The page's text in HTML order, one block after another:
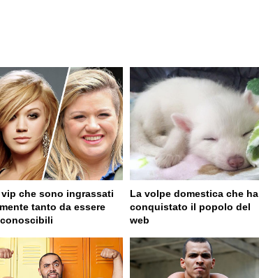
vip che sono ingrassati
tanto da essere
La volpe domestica che ha
conquistato il popolo del
web